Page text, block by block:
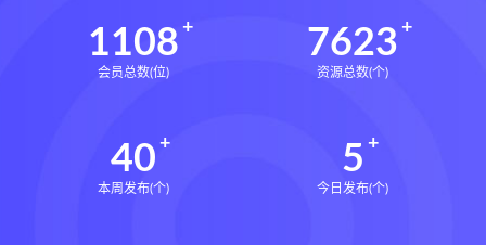
1108
会员总数(位)
7623
资源总数(个)
40
本周发布(个)
5
今日发布(个)